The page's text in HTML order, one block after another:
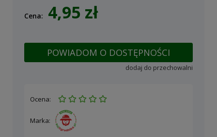
Cena: 4,95 zł
POWIADOM O DOSTĘPNOŚCI
dodaj do przechowalni
Ocena:
Marka: